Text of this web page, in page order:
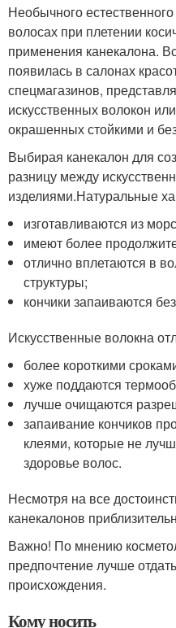
Необычного
волосах при плетении
применения канекалона.
появилась в салонах
спецмагазинов,
искусственных волокон
окрашенных стойкими и
Выбирая канекалон для
разницу между
изделиями.Натуральные
изготавливаются из
имеют более
отлично вплетаются в
структуры;
кончики запаиваются
Искусственные волокна
более короткими
хуже поддаются
лучше очищаются
запаивание кончиков
клеями, которые не
здоровье волос.
Несмотря на все
канекалонов
Важно! По мнению
предпочтение лучше
происхождения.
Кому носить